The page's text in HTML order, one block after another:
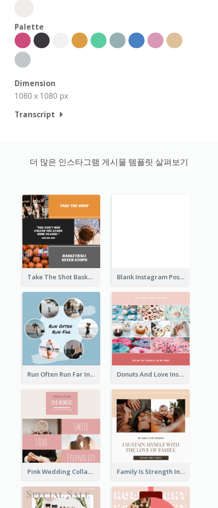
Palette
Dimension
1080 x 1080 px
Transcript
더 많은 인스타그램 게시물 템플릿 살펴보기
Take The Shot Basketball Instagram Post Blank Instagram Post
Run Often Run Far Instagram Post Donuts And Love Instagram Post
Pink Wedding Collage Instagram Post Family Is Strength Instagram Post